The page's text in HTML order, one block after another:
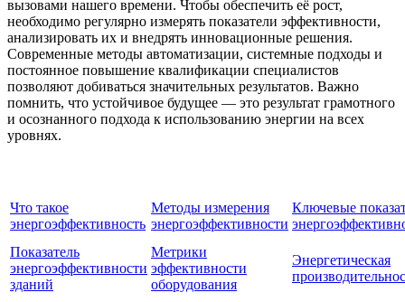
вызовами нашего времени. Чтобы обеспечить её рост,
необходимо регулярно измерять показатели эффективности,
анализировать их и внедрять инновационные решения.
Современные методы автоматизации, системные подходы и
постоянное повышение квалификации специалистов
позволяют добиваться значительных результатов. Важно
помнить, что устойчивое будущее — это результат грамотного
и осознанного подхода к использованию энергии на всех
уровнях.
Что такое
энергоэффективность
Методы измерения
энергоэффективности
Ключевые
Показатель
энергоэффективности
зданий
Метрики
эффективности
оборудования
Энергетическая